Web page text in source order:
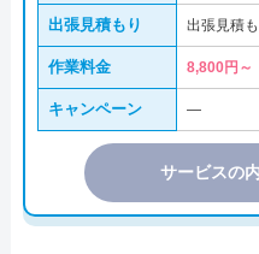
出張見積もり 出張見積
作業料金 8,800円～
キャンペーン ―
サービスの